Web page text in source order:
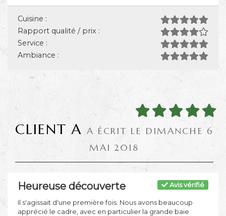
Cuisine :
Rapport qualité / prix :
Service :
Ambiance :
CLIENT A A ÉCRIT LE DIMANCHE 6
MAI 2018
Avis vérifié
Heureuse découverte
Il s'agissait d'une première fois. Nous avons beaucoup
apprécié le cadre, avec en particulier la grande baie